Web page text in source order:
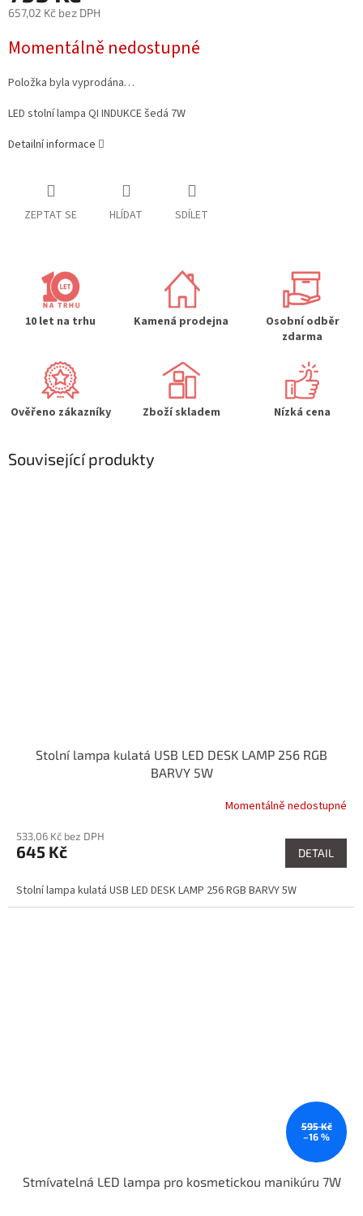
657,02 Kč bez DPH
cena:
Momentálně nedostupné
Položka byla vyprodána…
LED stolní lampa QI INDUKCE šedá 7W
Detailní informace
ZEPTAT SE HLÍDAT SDÍLET
10 let na trhu Kamená prodejna
Osobní odběr
zdarma
Ověřeno zákazníky Zboží skladem Nízká cena
Související produkty
Stolní lampa kulatá USB LED DESK LAMP 256 RGB
BARVY 5W
Momentálně nedostupné
533,06 Kč bez DPH
645 Kč DETAIL
Stolní lampa kulatá USB LED DESK LAMP 256 RGB BARVY 5W
595 Kč
–16 %
Stmívatelná LED lampa pro kosmetickou manikúru 7W